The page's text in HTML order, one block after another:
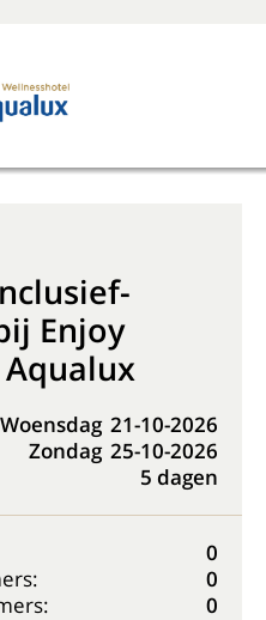
Enjoy
Woensdag 21-10-2026
Zondag 25-10-2026
5 dagen
0
0
0